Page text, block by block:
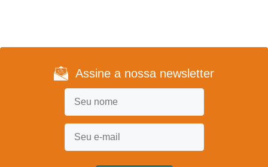
Assine a nossa newsletter